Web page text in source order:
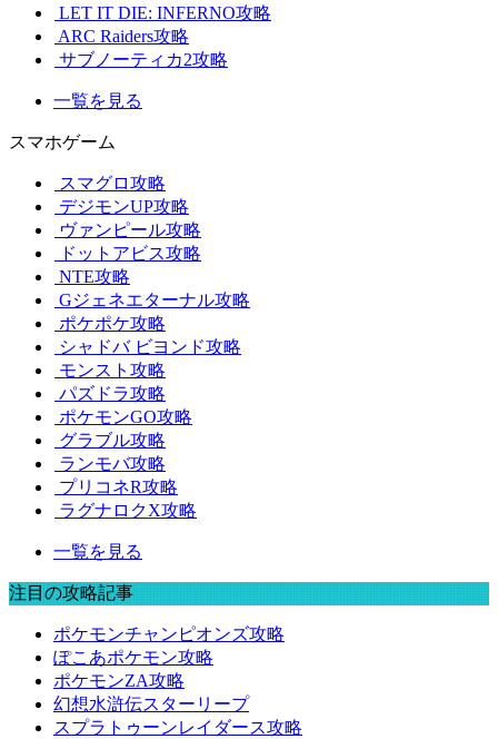
LET IT DIE: INFERNO攻略
ARC Raiders攻略
サブノーティカ2攻略
一覧を見る
スマホゲーム
スマグロ攻略
デジモンUP攻略
ヴァンピール攻略
ドットアビス攻略
NTE攻略
Gジェネエターナル攻略
ポケポケ攻略
シャドバ ビヨンド攻略
モンスト攻略
パズドラ攻略
ポケモンGO攻略
グラブル攻略
ランモバ攻略
プリコネR攻略
ラグナロクX攻略
一覧を見る
注目の攻略記事
ポケモンチャンピオンズ攻略
ぽこあポケモン攻略
ポケモンZA攻略
幻想水滸伝スターリープ
スプラトゥーンレイダース攻略